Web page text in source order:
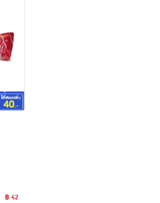
฿ 42